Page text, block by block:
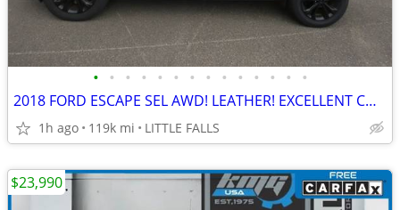
• • • • • • • • • • • • • •
2018 FORD ESCAPE SEL AWD! LEATHER! EXCELLENT CONDITION! 118,662 MILES
1h ago 119k mi LITTLE FALLS
$23,990